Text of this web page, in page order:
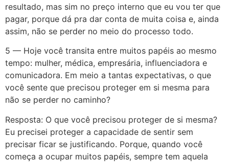
resultado, mas sim no preço interno que eu vou ter que
pagar, porque dá pra dar conta de muita coisa e, ainda
assim, não se perder no meio do processo todo.
5 — Hoje você transita entre muitos papéis ao mesmo
tempo: mulher, médica, empresária, influenciadora e
comunicadora. Em meio a tantas expectativas, o que
você sente que precisou proteger em si mesma para
não se perder no caminho?
Resposta: O que você precisou proteger de si mesma?
Eu precisei proteger a capacidade de sentir sem
precisar ficar se justificando. Porque, quando você
começa a ocupar muitos papéis, sempre tem aquela